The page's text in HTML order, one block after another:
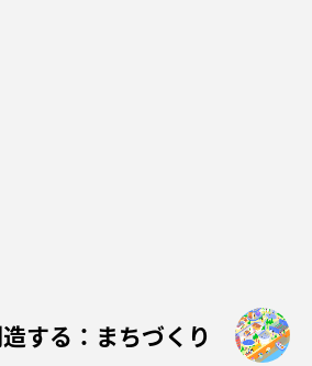
する：まちづくり